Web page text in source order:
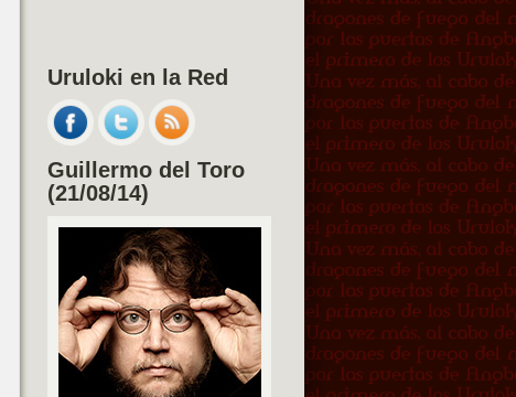
Uruloki en la Red
Guillermo del Toro
(21/08/14)